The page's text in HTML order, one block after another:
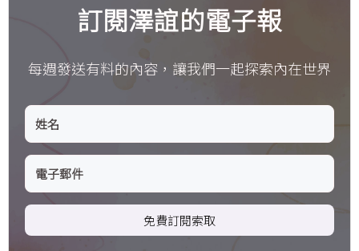
訂閱澤誼的電子報
每週發送有料的內容，讓我們一起探索內在世界
免費訂閱索取